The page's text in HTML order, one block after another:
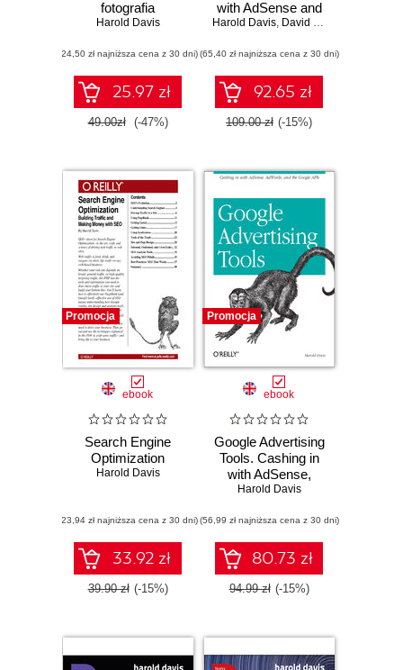
fotografia
Harold Davis
(24,50 zł najniższa cena z 30 dni)
25.97 zł
49.00zł (-47%)
with AdSense and
AdWords. 2nd
Harold Davis, David Iwanow
(65,40 zł najniższa cena z 30 dni)
92.65 zł
109.00 zł (-15%)
Promocja
ebook
Search Engine
Optimization
Harold Davis
(23,94 zł najniższa cena z 30 dni)
33.92 zł
39.90 zł (-15%)
Promocja
ebook
Google Advertising
Tools. Cashing in
with AdSense,
AdWords, and the
Harold Davis
(56,99 zł najniższa cena z 30 dni)
80.73 zł
94.99 zł (-15%)